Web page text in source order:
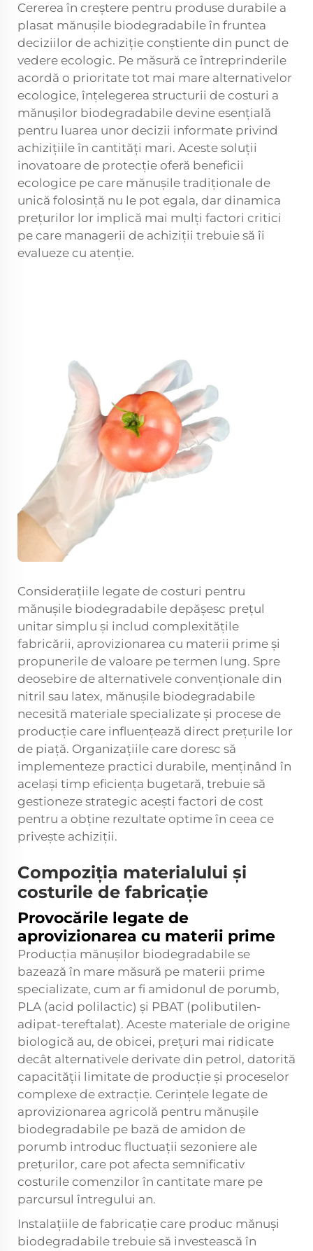
Cererea în creștere pentru produse durabile a
plasat mănușile biodegradabile în fruntea
deciziilor de achiziție conștiente din punct de
vedere ecologic. Pe măsură ce întreprinderile
acordă o prioritate tot mai mare alternativelor
ecologice, înțelegerea structurii de costuri a
mănușilor biodegradabile devine esențială
pentru luarea unor decizii informate privind
achizițiile în cantități mari. Aceste soluții
inovatoare de protecție oferă beneficii
ecologice pe care mănușile tradiționale de
unică folosință nu le pot egala, dar dinamica
prețurilor lor implică mai mulți factori critici
pe care managerii de achiziții trebuie să îi
evalueze cu atenție.
Considerațiile legate de costuri pentru
mănușile biodegradabile depășesc prețul
unitar simplu și includ complexitățile
fabricării, aprovizionarea cu materii prime și
propunerile de valoare pe termen lung. Spre
deosebire de alternativele convenționale din
nitril sau latex, mănușile biodegradabile
necesită materiale specializate și procese de
producție care influențează direct prețurile lor
de piață. Organizațiile care doresc să
implementeze practici durabile, menținând în
același timp eficiența bugetară, trebuie să
gestioneze strategic acești factori de cost
pentru a obține rezultate optime în ceea ce
privește achiziții.
Compoziția materialului și
costurile de fabricație
Provocările legate de
aprovizionarea cu materii prime
Producția mănușilor biodegradabile se
bazează în mare măsură pe materii prime
specializate, cum ar fi amidonul de porumb,
PLA (acid polilactic) și PBAT (polibutilen-
adipat-tereftalat). Aceste materiale de origine
biologică au, de obicei, prețuri mai ridicate
decât alternativele derivate din petrol, datorită
capacității limitate de producție și proceselor
complexe de extracție. Cerințele legate de
aprovizionarea agricolă pentru mănușile
biodegradabile pe bază de amidon de
porumb introduc fluctuații sezoniere ale
prețurilor, care pot afecta semnificativ
costurile comenzilor în cantitate mare pe
parcursul întregului an.
Instalațiile de fabricație care produc mănuși
biodegradabile trebuie să investească în